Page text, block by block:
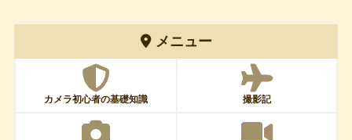
メニュー
カメラ初心者の基礎知識 撮影記